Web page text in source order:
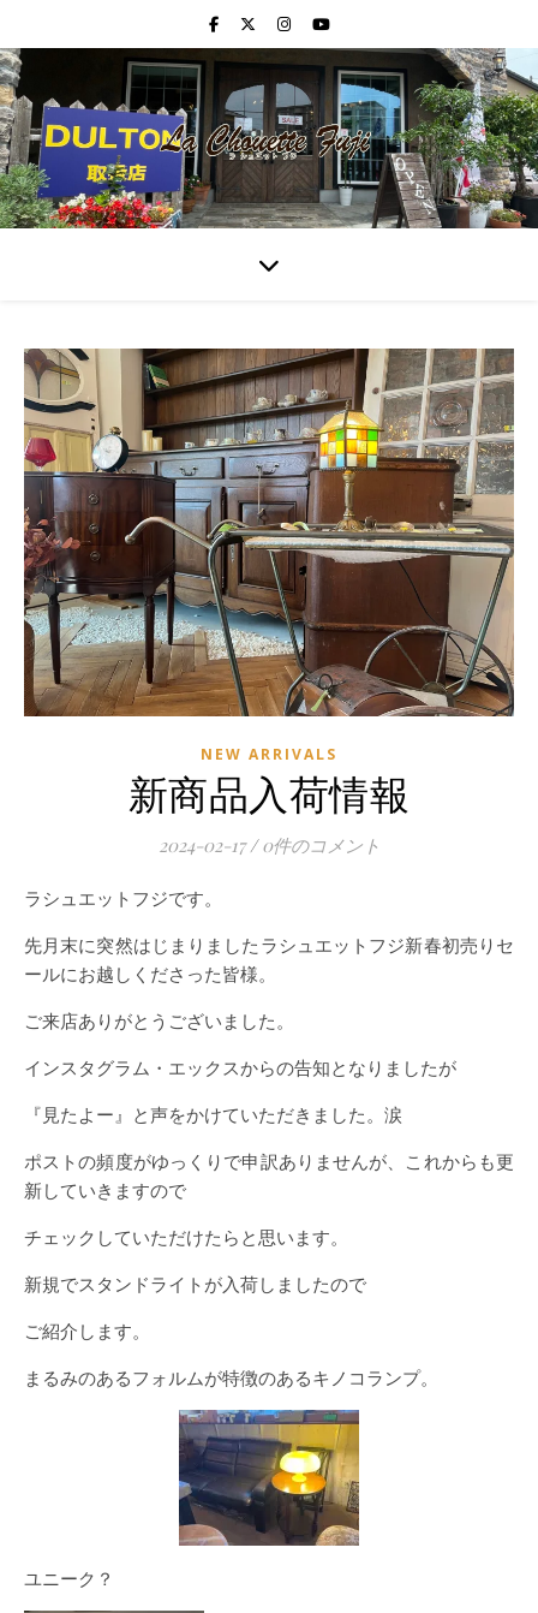
NEW ARRIVALS
新商品入荷情報
2024-02-17 / 0件のコメント
ラシュエットフジです。
先月末に突然はじまりましたラシュエットフジ新春初売りセ
ールにお越しくださった皆様。
ご来店ありがとうございました。
インスタグラム・エックスからの告知となりましたが
『見たよー』と声をかけていただきました。涙
ポストの頻度がゆっくりで申訳ありませんが、これからも更
新していきますので
チェックしていただけたらと思います。
新規でスタンドライトが入荷しましたので
ご紹介します。
まるみのあるフォルムが特徴のあるキノコランプ。
ユニーク？